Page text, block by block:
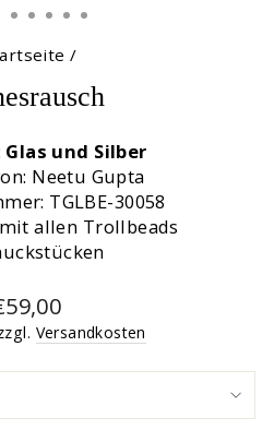
/
Glas und Silber
Neetu Gupta
TGLBE-30058
allen Trollbeads
Versandkosten